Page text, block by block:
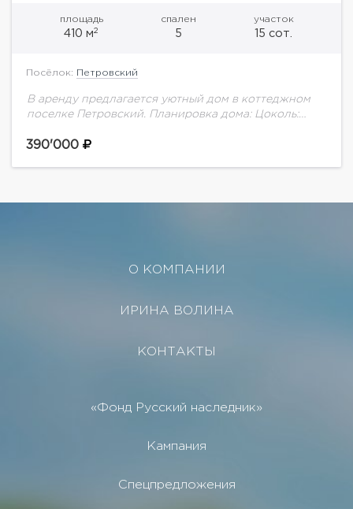
площадь
410 м2
спален
5
участок
15 сот.
Посёлок: Петровский
В аренду предлагается уютный дом в коттеджном
поселке Петровский. Планировка дома: Цоколь:
холл, прихожая с зоной гардероба, гостевая
390'000
О КОМПАНИИ
ИРИНА ВОЛИНА
КОНТАКТЫ
«Фонд Русский наследник»
Кампания
Спецпредложения